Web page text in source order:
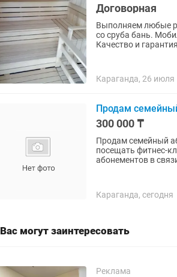
Договорная
Выполняем любые работы по дереву, внутренней
со сруба бань.
Караганда, 26 июля
Продам
300 000 ₸
Продам семейный
посещать фитнес-
абонементов в
Караганда, сегодня
Вас могут заинтересовать
Реклама